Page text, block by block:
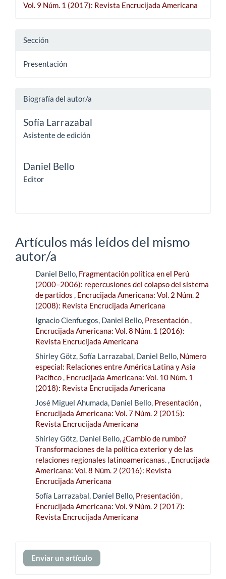
Vol. 9 Núm. 1 (2017): Revista Encrucijada Americana
Sección
Presentación
Biografía del autor/a
Sofía Larrazabal
Asistente de edición
Daniel Bello
Editor
Artículos más leídos del mismo
autor/a
Daniel Bello, Fragmentación política en el Perú
(2000–2006): repercusiones del colapso del sistema
de partidos , Encrucijada Americana: Vol. 2 Núm. 2
(2008): Revista Encrucijada Americana
Ignacio Cienfuegos, Daniel Bello, Presentación,
Encrucijada Americana: Vol. 8 Núm. 1 (2016):
Revista Encrucijada Americana
Shirley Götz, Sofía Larrazabal, Daniel Bello, Número
especial: Relaciones entre América Latina y Asia
Pacífico, Encrucijada Americana: Vol. 10 Núm. 1
(2018): Revista Encrucijada Americana
José Miguel Ahumada, Daniel Bello, Presentación,
Encrucijada Americana: Vol. 7 Núm. 2 (2015):
Revista Encrucijada Americana
Shirley Götz, Daniel Bello, ¿Cambio de rumbo?
Transformaciones de la política exterior y de las
relaciones regionales latinoamericanas., Encrucijada
Americana: Vol. 8 Núm. 2 (2016): Revista
Encrucijada Americana
Sofía Larrazabal, Daniel Bello, Presentación,
Encrucijada Americana: Vol. 9 Núm. 2 (2017):
Revista Encrucijada Americana
Enviar
un
Enviar un artículo